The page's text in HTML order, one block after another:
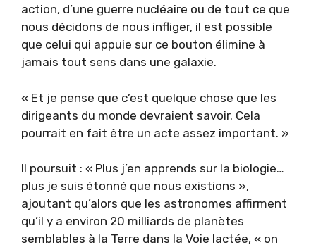
action, d’une guerre nucléaire ou de tout ce que
nous décidons de nous infliger, il est possible
que celui qui appuie sur ce bouton élimine à
jamais tout sens dans une galaxie.
« Et je pense que c’est quelque chose que les
dirigeants du monde devraient savoir. Cela
pourrait en fait être un acte assez important. »
Il poursuit : « Plus j’en apprends sur la biologie…
plus je suis étonné que nous existions »,
ajoutant qu’alors que les astronomes affirment
qu’il y a environ 20 milliards de planètes
semblables à la Terre dans la Voie lactée, « on